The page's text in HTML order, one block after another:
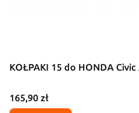
KOŁPAKI 15 do HONDA
Cena
165,90 zł